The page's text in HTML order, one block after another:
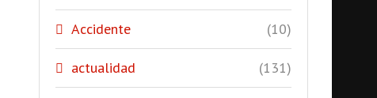
Accidente (10)
actualidad (131)